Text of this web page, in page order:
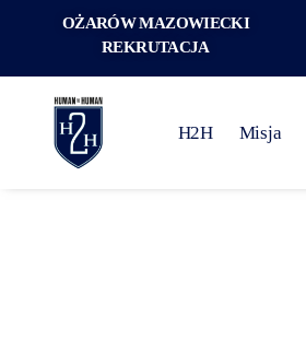
OŻARÓW MAZOWIECKI
REKRUTACJA
H2H Misja